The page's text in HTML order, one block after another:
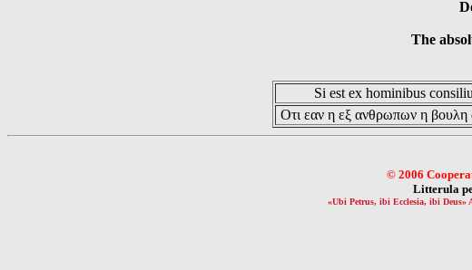
The
Si est ex hominibus
Οτι εαν η εξ ανθρωπων η βουλη
© 2006
Litterula
«Ubi Petrus, ibi Ecclesia, ibi Deus»